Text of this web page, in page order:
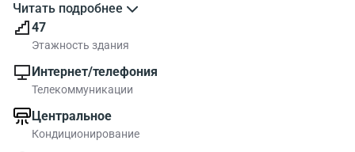
Филикровля можно добраться приблизительно за 5
минут от станции метро. Посмотрите изображение
бизнес-центра Zavod Filikrovlya. На карте столицы
отображено месторасположение здания. Завод
Филикровля находится в районе с развитой
Офисные площади в объекте - хороший вариант для
Читать подробнее
47
Этажность здания
Интернет/телефония
Телекоммуникации
Центральное
Кондиционирование